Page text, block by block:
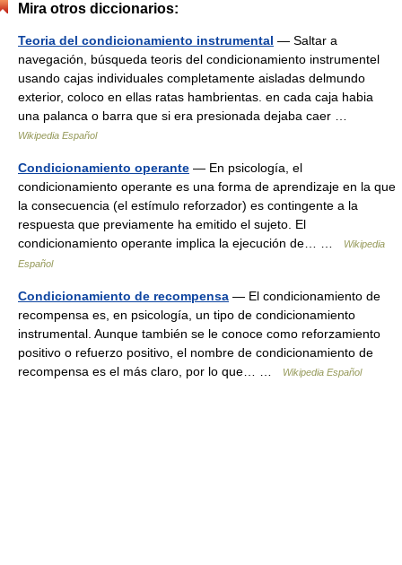
Mira otros diccionarios:
Teoria del condicionamiento instrumental — Saltar a
navegación, búsqueda teoris del condicionamiento instrumentel
usando cajas individuales completamente aisladas delmundo
exterior, coloco en ellas ratas hambrientas. en cada caja habia
una palanca o barra que si era presionada dejaba caer …
Wikipedia Español
Condicionamiento operante — En psicología, el
condicionamiento operante es una forma de aprendizaje en la que
la consecuencia (el estímulo reforzador) es contingente a la
respuesta que previamente ha emitido el sujeto. El
condicionamiento operante implica la ejecución de… …
Wikipedia
Español
Condicionamiento de recompensa — El condicionamiento de
recompensa es, en psicología, un tipo de condicionamiento
instrumental. Aunque también se le conoce como reforzamiento
positivo o refuerzo positivo, el nombre de condicionamiento de
recompensa es el más claro, por lo que… …
Wikipedia Español